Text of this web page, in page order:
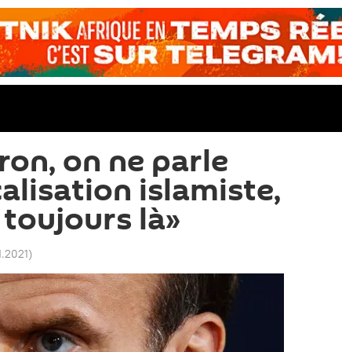
on ne parle
islamiste,
là»
)